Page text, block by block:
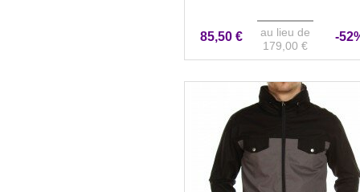
85,50 €
au lieu de
179,00 €
-